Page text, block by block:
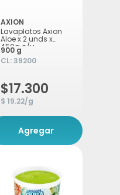
AXION
Lavaplatos Axion
Aloe x 2 unds x
450g c/u
900 g
CL:39200
$17.300
$ 19.22/g
Agregar